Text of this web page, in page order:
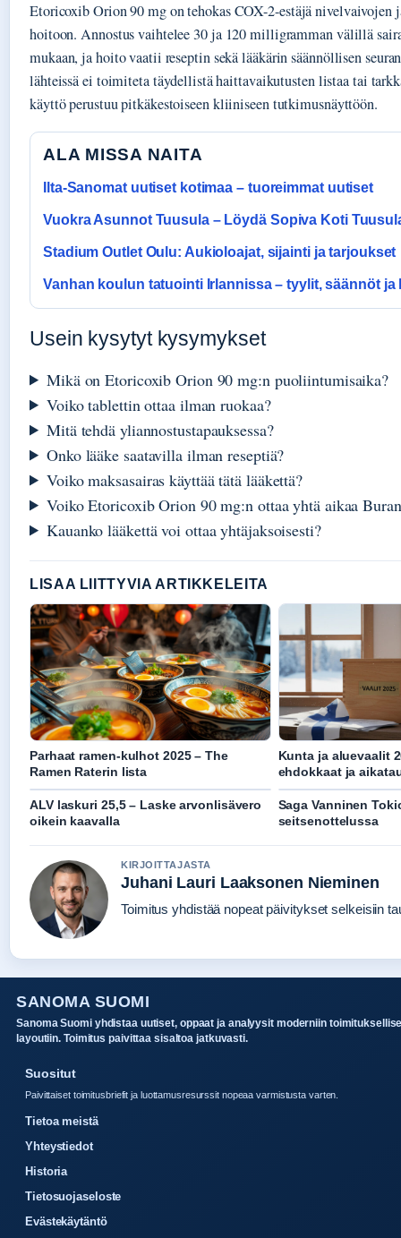
Etoricoxib Orion 90 mg on tehokas COX-2-estäjä
hoitoon. Annostus vaihtelee 30 ja 120 milligramman välillä
mukaan, ja hoito vaatii reseptin sekä lääkärin säännöllisen
lähteissä ei toimiteta täydellistä haittavaikutusten listaa tai
käyttö perustuu pitkäkestoiseen kliiniseen tutkimusnäyttöön.
ALA MISSA NAITA
Ilta-Sanomat uutiset kotimaa – tuoreimmat uutiset
Vuokra Asunnot Tuusula – Löydä Sopiva Koti
Stadium Outlet Oulu: Aukioloajat, sijainti ja tarjoukset
Vanhan koulun tatuointi Irlannissa – tyylit, säännöt ja
Usein kysytyt kysymykset
Mikä on Etoricoxib Orion 90 mg:n puoliintumisaika?
Voiko tablettin ottaa ilman ruokaa?
Mitä tehdä yliannostustapauksessa?
Onko lääke saatavilla ilman reseptiä?
Voiko maksasairas käyttää tätä lääkettä?
Voiko Etoricoxib Orion 90 mg:n ottaa yhtä aikaa
Kauanko lääkettä voi ottaa yhtäjaksoisesti?
LISAA LIITTYVIA ARTIKKELEITA
Parhaat ramen-kulhot 2025 – The
Ramen Raterin lista
Kunta ja aluevaalit
ehdokkaat ja
ALV laskuri 25,5 – Laske arvonlisävero
oikein kaavalla
Saga Vanninen
seitsenottelussa
KIRJOITTAJASTA
Juhani Lauri Laaksonen Nieminen
Toimitus yhdistää nopeat päivitykset selkeisiin
SANOMA SUOMI
Sanoma Suomi yhdistaa uutiset, oppaat ja analyysit moderniin
layoutiin. Toimitus paivittaa sisaltoa jatkuvasti.
Suositut
Paivittaiset toimitusbriefit ja luottamusresurssit nopeaa varmistusta varten.
Tietoa meistä
Yhteystiedot
Historia
Tietosuojaseloste
Evästekäytäntö